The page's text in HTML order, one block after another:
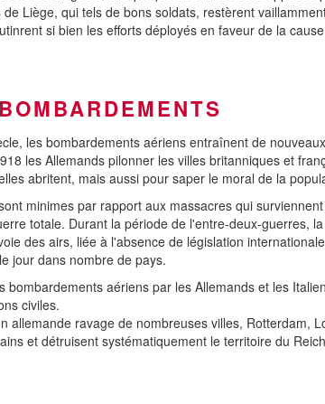
Liège, qui tels de bons soldats, restèrent
si bien les efforts déployés en faveur de la
les bombardements aériens entraînent de
les Allemands pilonner les villes britanniques et
abritent, mais aussi pour saper le moral de la
minimes par rapport aux massacres qui
totale. Durant la période de l'entre-deux-guerres,
des airs, liée à l'absence de législation
jour dans nombre de pays.
bombardements aériens par les Allemands et les
civiles.
allemande ravage de nombreuses villes, Rotterdam,
et détruisent systématiquement le territoire du